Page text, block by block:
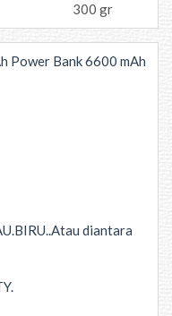
300 gr
Power Bank 6600 mAh
diantara